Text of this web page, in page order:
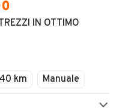
IN OTTIMO
km Manuale